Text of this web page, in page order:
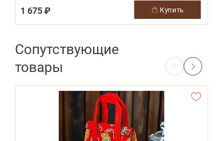
1 675 ₽ купить
Сопутствующие
товары